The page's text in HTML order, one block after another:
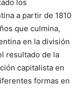
los
a partir de 1810
que culmina,
en la división
resultado de la
capitalista en
formas en